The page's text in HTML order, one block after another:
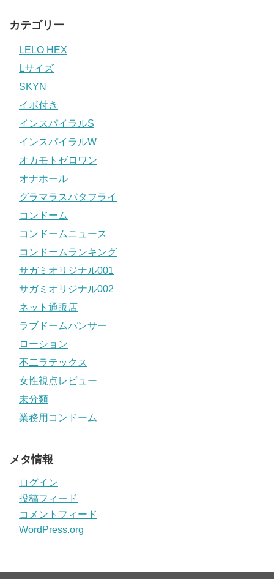
カテゴリー
LELO HEX
Lサイズ
SKYN
イボ付き
インスパイラルS
インスパイラルW
オカモトゼロワン
オナホール
グラマラスバタフライ
コンドーム
コンドームニュース
コンドームランキング
サガミオリジナル001
サガミオリジナル002
ネット通販店
ラブドームパンサー
ローション
不二ラテックス
女性視点レビュー
未分類
業務用コンドーム
メタ情報
ログイン
投稿フィード
コメントフィード
WordPress.org